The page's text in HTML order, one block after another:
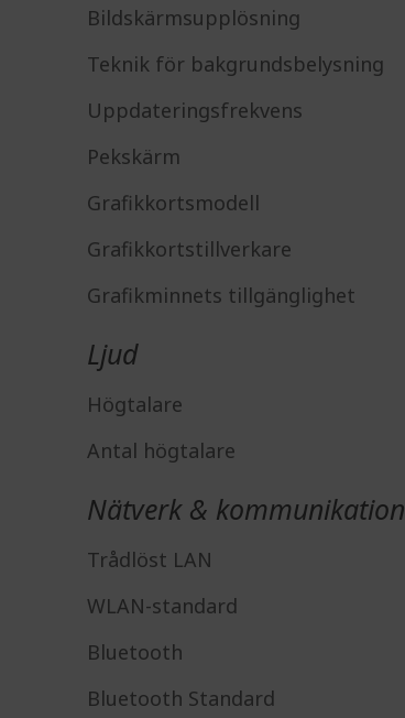
Bildskärmsupplösning
Teknik för bakgrundsbelysning
Uppdateringsfrekvens
Pekskärm
Grafikkortsmodell
Grafikkortstillverkare
Grafikminnets tillgänglighet
Ljud
Högtalare
Antal högtalare
Nätverk & kommunikation
Trådlöst LAN
WLAN-standard
Bluetooth
Bluetooth Standard